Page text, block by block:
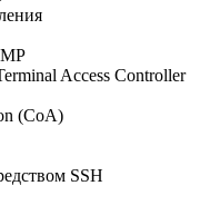
Access Controller
(CoA)
SSH